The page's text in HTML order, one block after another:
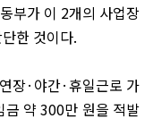
부가 이 2개의 사업장
한 것이다.
장· 야간·휴일근로 가
금 약300만 원을 적발